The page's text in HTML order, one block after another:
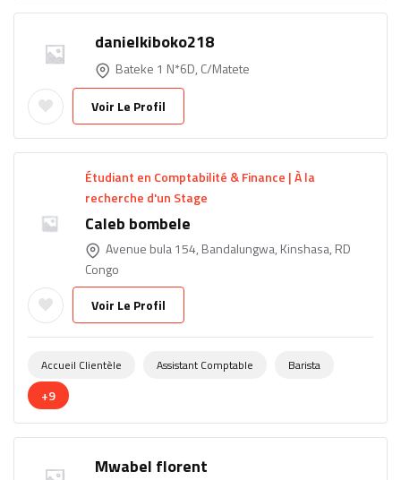
danielkiboko218
Bateke 1 N*6D, C/Matete
Voir Le Profil
Étudiant en Comptabilité & Finance | À la
recherche d'un Stage
Caleb bombele
Avenue bula 154, Bandalungwa, Kinshasa, RD
Congo
Voir Le Profil
Accueil Clientèle Assistant Comptable Barista
+9
Mwabel florent